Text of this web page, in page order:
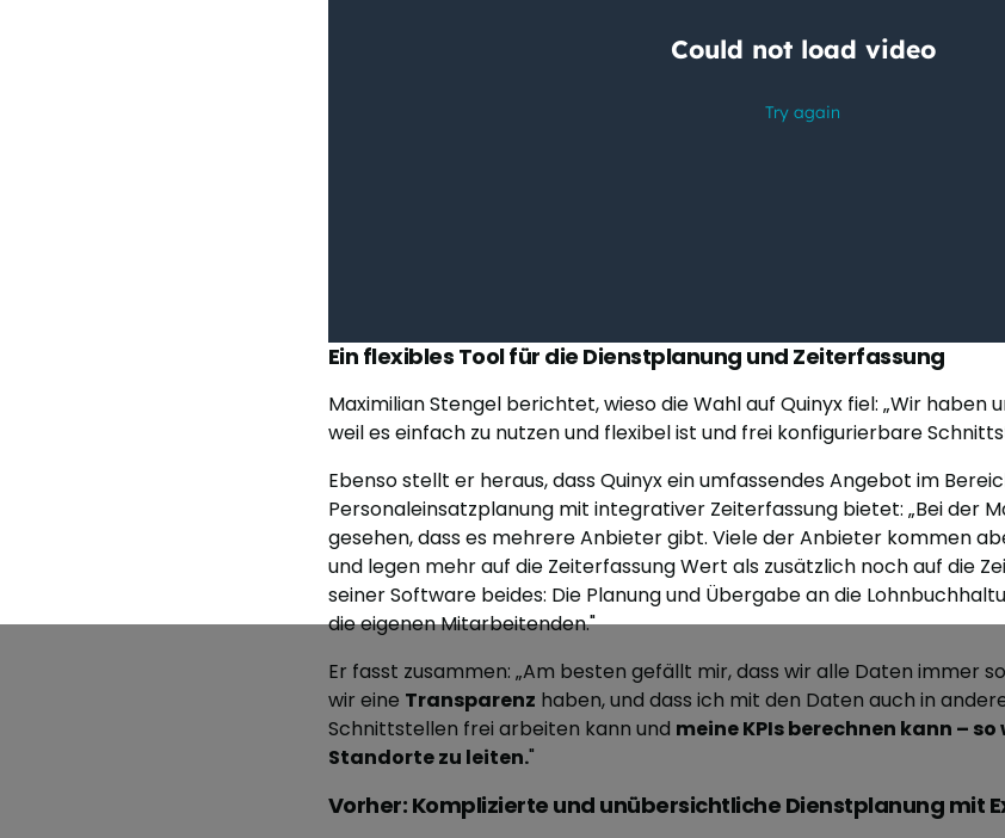
Ein flexibles Tool für die Dienstplanung und Zeiterfassung
Maximilian Stengel berichtet, wieso die Wahl auf Quinyx fiel: „Wir haben
weil es einfach zu nutzen und flexibel ist und frei konfigurierbare
Ebenso stellt er heraus, dass Quinyx ein umfassendes Angebot im
Personaleinsatzplanung mit integrativer Zeiterfassung bietet: „Bei der
gesehen, dass es mehrere Anbieter gibt. Viele der Anbieter kommen
und legen mehr auf die Zeiterfassung Wert als zusätzlich noch auf die
seiner Software beides: Die Planung und Übergabe an die
die eigenen Mitarbeitenden."
Er fasst zusammen: „Am besten gefällt mir, dass wir alle Daten immer
wir eine Transparenz haben, und dass ich mit den Daten auch in
Schnittstellen frei arbeiten kann und meine KPIs berechnen kann –
Standorte zu leiten."
Vorher: Komplizierte und unübersichtliche Dienstplanung mit